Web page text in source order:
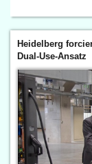
Heidelberg
Dual-Use-Ansatz